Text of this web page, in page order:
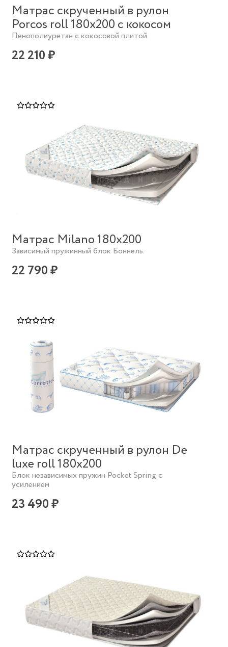
Матрас скрученный в рулон
Porcos roll 180х200 с кокосом
Пенополиуретан с кокосовой плитой
22 210 ₽
Матрас Milano 180х200
Зависимый пружинный блок Боннель.
22 790 ₽
Матрас скрученный в рулон De
luxe roll 180х200
Блок независимых пружин Pocket Spring с
усилением
23 490 ₽